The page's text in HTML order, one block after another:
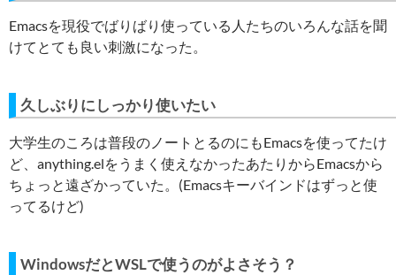
Emacsを現役でばりばり使っている人たちのいろんな話を聞
けてとても良い刺激になった。
久しぶりにしっかり使いたい
大学生のころは普段のノートとるのにもEmacsを使ってたけ
ど、anything.elをうまく使えなかったあたりからEmacsから
ちょっと遠ざかっていた。(Emacsキーバインドはずっと使
ってるけど)
WindowsだとWSLで使うのがよさそう？